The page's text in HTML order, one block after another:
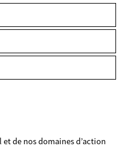
de nos domaines d’action